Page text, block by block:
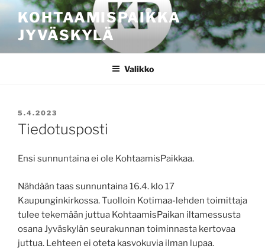
sisältöönKOHTAAMISPAIKKA
JYVÄSKYLÄ
Valikko
JULKAISTU
5.4.2023
Tiedotusposti
Ensi sunnuntaina ei ole KohtaamisPaikkaa.
Nähdään taas sunnuntaina 16.4. klo 17
Kaupunginkirkossa. Tuolloin Kotimaa-lehden toimittaja
tulee tekemään juttua KohtaamisPaikan iltamessusta
osana Jyväskylän seurakunnan toiminnasta kertovaa
juttua. Lehteen ei oteta kasvokuvia ilman lupaa.